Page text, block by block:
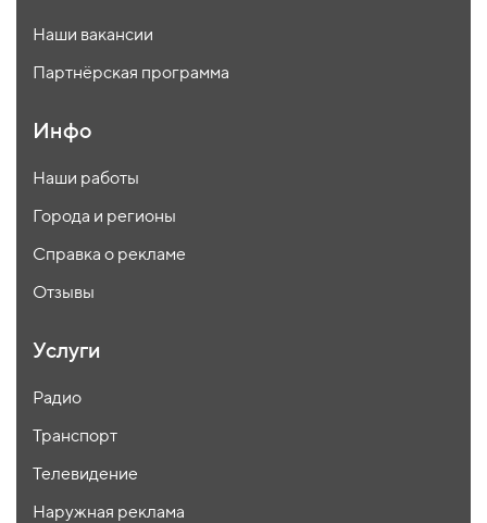
Наши вакансии
Партнёрская программа
Инфо
Наши работы
Города и регионы
Справка о рекламе
Отзывы
Услуги
Радио
Транспорт
Телевидение
Наружная реклама